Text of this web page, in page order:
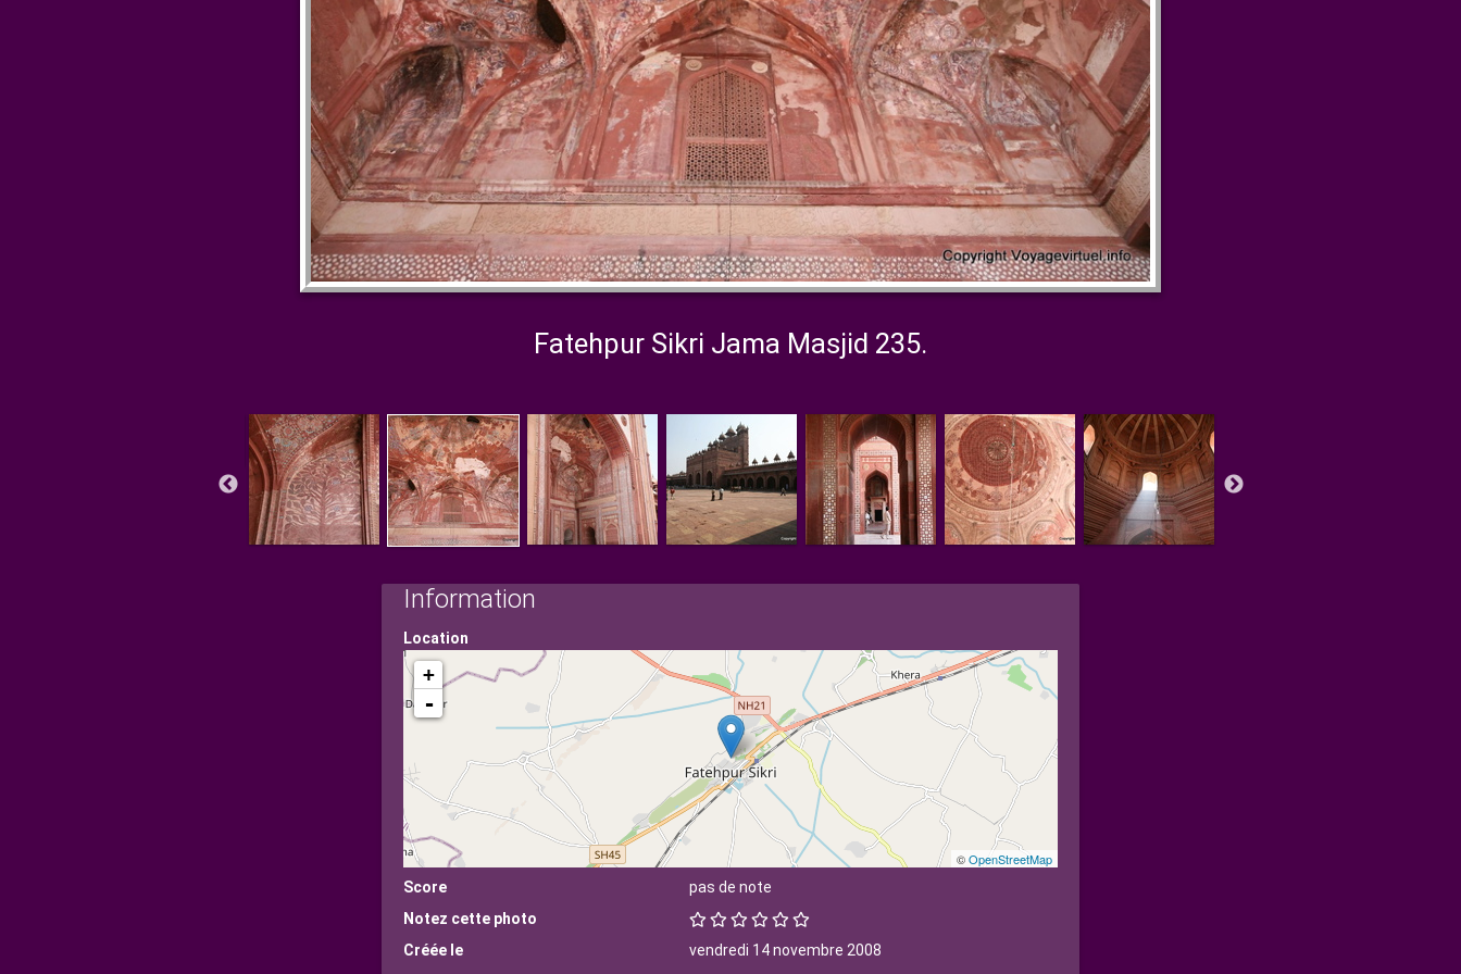
Fatehpur Sikri Jama Masjid 235.
Information
Location
+
-
©OpenStreetMap
Score
pas de note
Notez cette photo
Créée le
vendredi 14 novembre 2008